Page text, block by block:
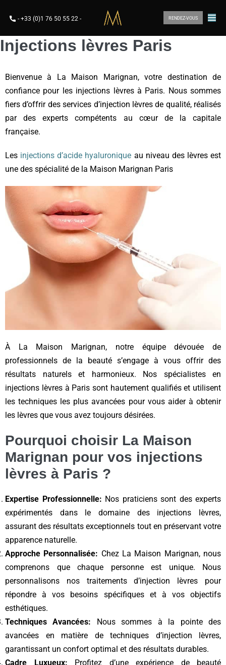
- +33 (0)1 76 50 55 22 - RENDEZ-VOUS
Injections lèvres Paris
Bienvenue à La Maison Marignan, votre destination de
confiance pour les injections lèvres à Paris. Nous sommes
fiers d’offrir des services d’injection lèvres de qualité, réalisés
par des experts compétents au cœur de la capitale
française.
Les injections d’acide hyaluronique au niveau des lèvres est
une des spécialité de la Maison Marignan Paris
À La Maison Marignan, notre équipe dévouée de
professionnels de la beauté s’engage à vous offrir des
résultats naturels et harmonieux. Nos spécialistes en
injections lèvres à Paris sont hautement qualifiés et utilisent
les techniques les plus avancées pour vous aider à obtenir
les lèvres que vous avez toujours désirées.
Pourquoi choisir La Maison
Marignan pour vos injections
lèvres à Paris ?
Expertise Professionnelle: Nos praticiens sont des experts
expérimentés dans le domaine des injections lèvres,
assurant des résultats exceptionnels tout en préservant votre
apparence naturelle.
Approche Personnalisée: Chez La Maison Marignan, nous
comprenons que chaque personne est unique. Nous
personnalisons nos traitements d’injection lèvres pour
répondre à vos besoins spécifiques et à vos objectifs
esthétiques.
Techniques Avancées: Nous sommes à la pointe des
avancées en matière de techniques d’injection lèvres,
garantissant un confort optimal et des résultats durables.
Cadre Luxueux: Profitez d’une expérience de beauté